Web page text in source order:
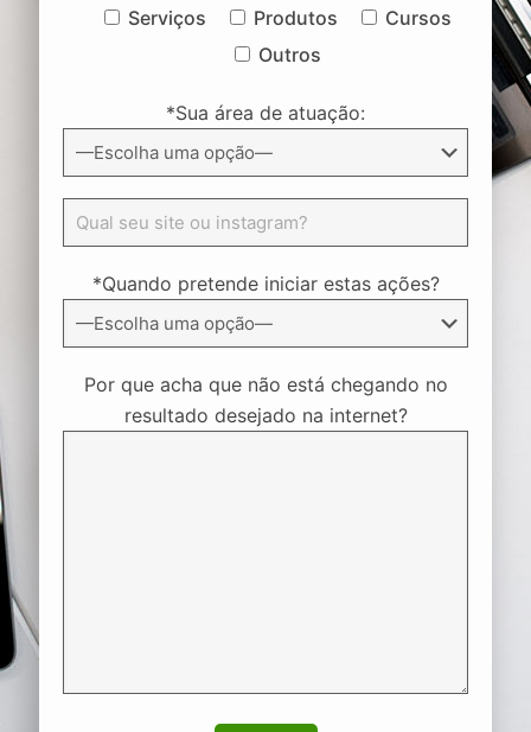
Serviços
Produtos
Cursos
Outros
*Sua área de atuação:
*Quando pretende iniciar estas ações?
Por que acha que não está chegando no
resultado desejado na internet?